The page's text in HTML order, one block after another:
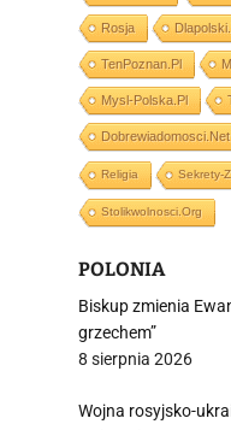
Rosja
TenPoznan.pl
Mysl-Polska.pl
Religia Sekrety-
Stolikwolnosci.org
POLONIA
Biskup zmienia
grzechem”
8 sierpnia 2026
Wojna rosyjsko-